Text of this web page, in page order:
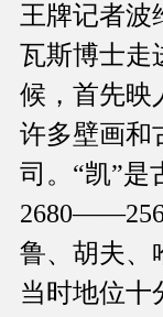
王牌记者波
瓦斯博士走
候，首先映
许多壁画和
司。“凯”是
鲁、胡夫、
当时地位十